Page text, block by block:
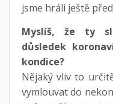
jsme hráli ještě
Myslíš, že ty
důsledek
kondice?
Nějaký vliv to
vymlouvat do